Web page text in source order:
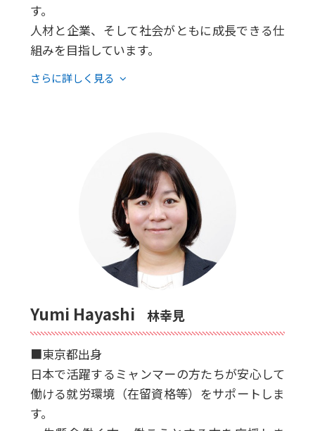
す。
人材と企業、そして社会がともに成長できる仕
組みを目指しています。
Yumi Hayashi 林幸見
■東京都出身
日本で活躍するミャンマーの方たちが安心して
働ける就労環境（在留資格等）をサポートしま
す。